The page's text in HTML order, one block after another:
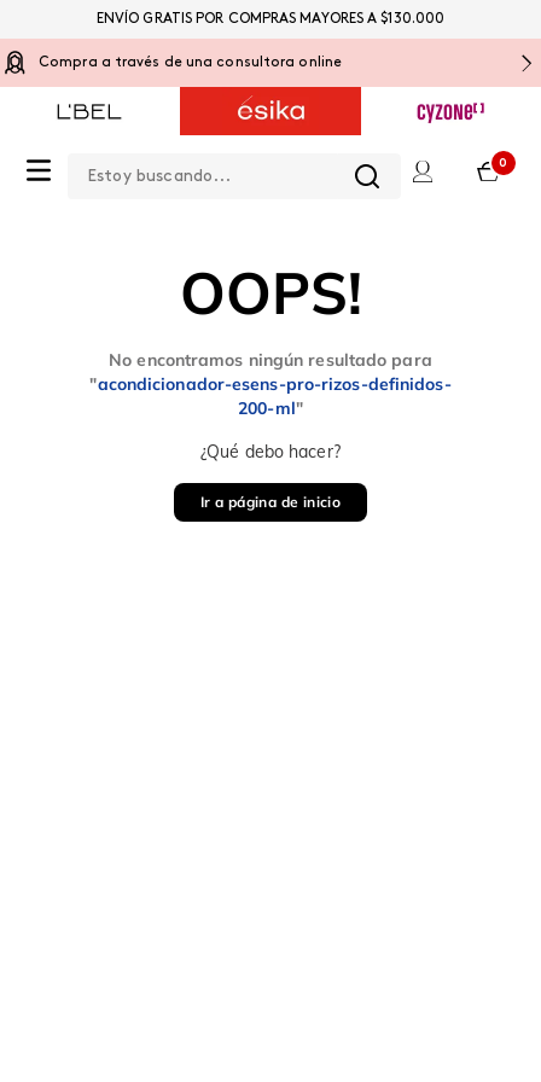
Compra a través de una consultora online
0
ENVÍO GRATIS POR COMPRAS MAYORES A $130.000
OOPS!
No encontramos ningún resultado para
"acondicionador-esens-pro-rizos-definidos-
200-ml"
¿Qué debo hacer?
Ir a página de inicio